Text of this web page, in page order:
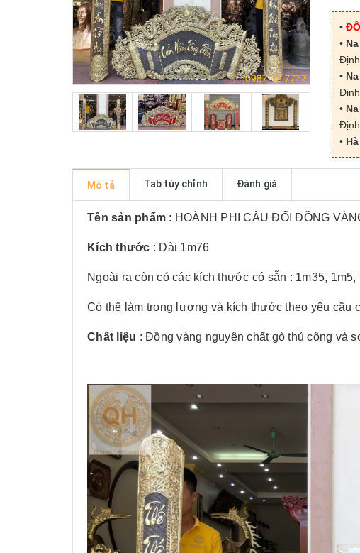
•
•
Định
•
Định
•
Định
•
Mô tả Tab tùy chỉnh Đánh giá
Tên sản phẩm : HOÀNH PHI CÂU ĐỐI ĐỒNG
Kích thước : Dài 1m76
Ngoài ra còn có các kích thước có sẵn : 1m35, 1m5,
Có thể làm trọng lượng và kích thước theo yêu cầu
Chất liệu : Đồng vàng nguyên chất gò thủ công và